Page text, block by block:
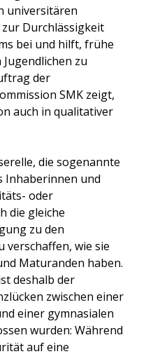
universitären
Durchlässigkeit
bei und hilft, frühe
zu
der
SMK zeigt,
auch in qualitativer
die sogenannte
Inhaberinnen und
oder
die gleiche
zu den
verschaffen, wie sie
Maturanden haben.
deshalb der
zwischen einer
einer gymnasialen
wurden: Während
auf eine